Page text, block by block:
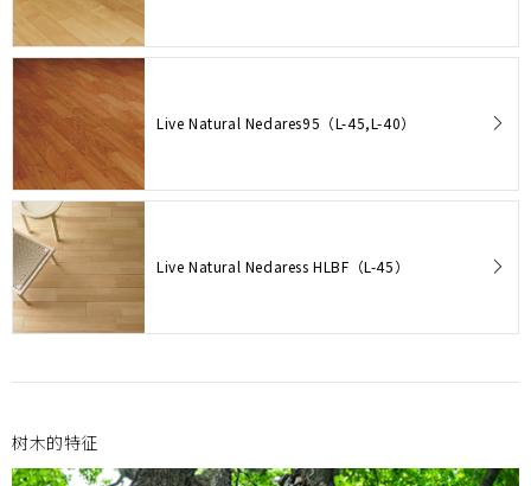
Live Natural Nedares95（L-45,L-40）
Live Natural Nedaress HLBF（L-45）
树木的特征